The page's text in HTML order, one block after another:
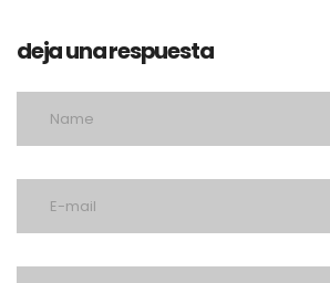
deja una respuesta